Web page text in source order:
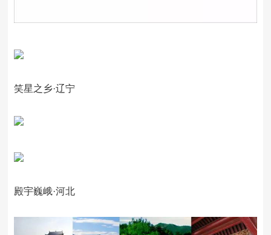
笑星之乡·辽宁
殿宇巍峨·河北